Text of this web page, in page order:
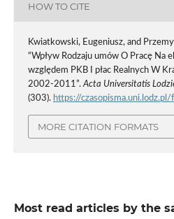
HOW TO CITE
Kwiatkowski, Eugeniusz, and
“Wpływ Rodzaju umów O Pracę Na
względem PKB I płac Realnych W
2002-2011”.Acta Universitatis
(303). https://
MORE CITATION FORMATS
Most read articles by the